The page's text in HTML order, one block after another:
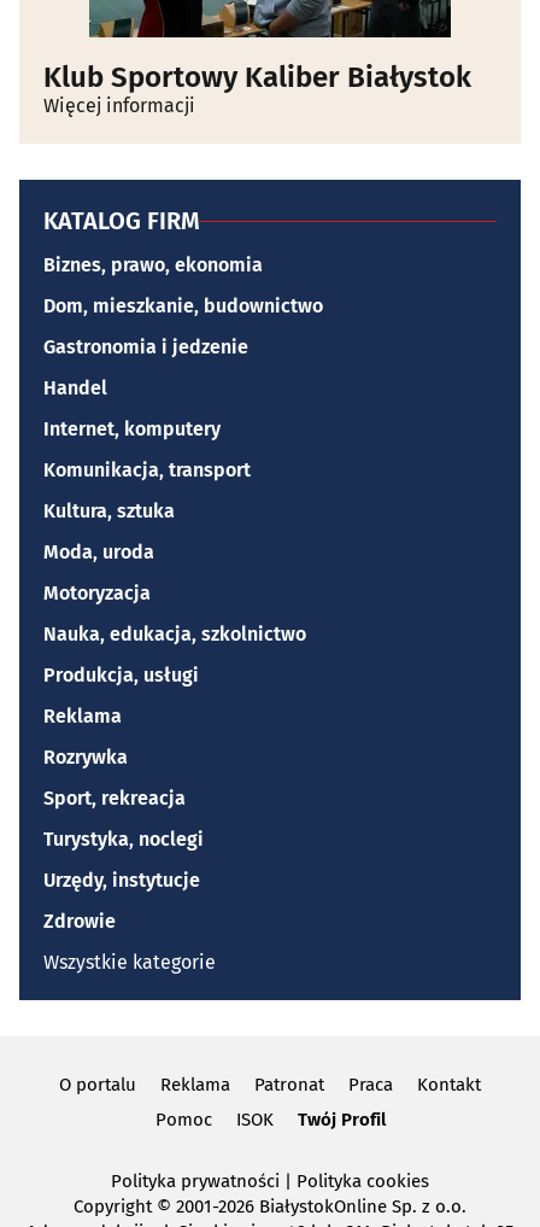
Klub Sportowy Kaliber Białystok
Więcej informacji
KATALOG FIRM
Biznes, prawo, ekonomia
Dom, mieszkanie, budownictwo
Gastronomia i jedzenie
Handel
Internet, komputery
Komunikacja, transport
Kultura, sztuka
Moda, uroda
Motoryzacja
Nauka, edukacja, szkolnictwo
Produkcja, usługi
Reklama
Rozrywka
Sport, rekreacja
Turystyka, noclegi
Urzędy, instytucje
Zdrowie
Wszystkie kategorie
O portalu Reklama Patronat Praca
Kontakt
Pomoc
ISOK Twój Profil
Polityka prywatności | Polityka cookies
Copyright© 2001-2026 BiałystokOnline Sp. z o.o.